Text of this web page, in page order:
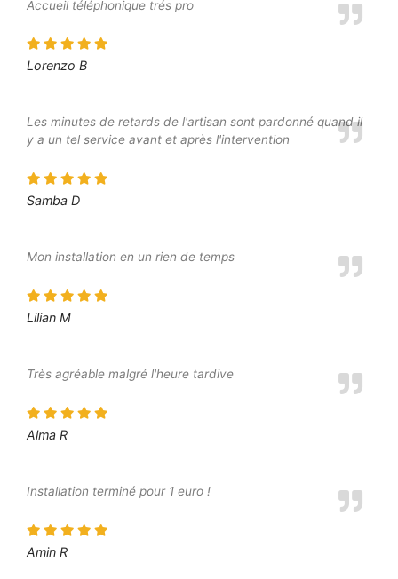
Accueil téléphonique trés pro
Lorenzo B
Les minutes de retards de l'artisan sont pardonné quand il
y a un tel service avant et après l'intervention
Samba D
Mon installation en un rien de temps
Lilian M
Très agréable malgré l'heure tardive
Alma R
Installation terminé pour 1 euro !
Amin R